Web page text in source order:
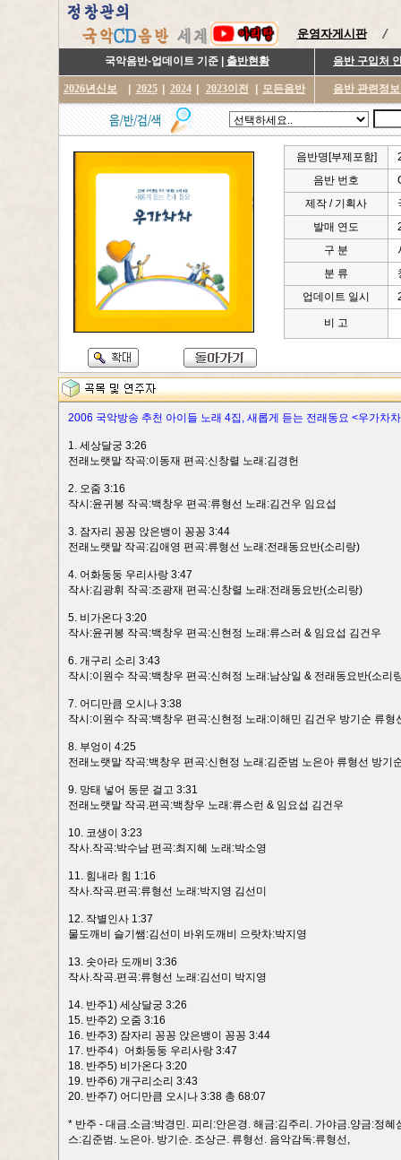
운영자게시판
국악음반-업데이트 기준 | 출반현황 음반 구입처
2026년신보 2025 2024 2023이전 모든음반 음반 관련정
음반명[부제포함]
음반 번호
제작 / 기획사
발매 연도
구 분
분 류
업데이트 일시
비 고
2006 국악방송 추천 아이들 노래 4집, 새롭게 듣는 전래동요 <우가차
1. 세상달궁 3:26
전래노랫말 작곡:이동재 편곡:신창렬 노래:김경헌
2. 오줌 3:16
작시:윤귀봉 작곡:백창우 편곡:류형선 노래:김건우 임요섭
3. 잠자리 꽁꽁 앉은뱅이 꽁꽁 3:44
전래노랫말 작곡:김애영 편곡:류형선 노래:전래동요반(소리랑)
4. 어화둥둥 우리사랑 3:47
작사:김광휘 작곡:조광재 편곡:신창렬 노래:전래동요반(소리랑)
5. 비가온다 3:20
작사:윤귀봉 작곡:백창우 편곡:신현정 노래:류스러 & 임요섭 김건우
6. 개구리 소리 3:43
작시:이원수 작곡:백창우 편곡:신혀정 노래:남상일 & 전래동요반(소리
7. 어디만큼 오시나 3:38
작시:이원수 작곡:백창우 편곡:신현정 노래:이해민 김건우 방기순 류형
8. 부엉이 4:25
전래노랫말 작곡:백창우 편곡:신현정 노래:김준범 노은아 류형선 방기
9. 망태 넣어 동문 걸고 3:31
전래노랫말 작곡.편곡:백창우 노래:류스런 & 임요섭 김건우
10. 코생이 3:23
작사.작곡:박수남 편곡:최지혜 노래:박소영
11. 힘내라 힘 1:16
작사.작곡.편곡:류형선 노래:박지영 김선미
12. 작별인사 1:37
물도깨비 슬기쌤:김선미 바위도깨비 으랏차:박지영
13. 솟아라 도깨비 3:36
작사.작곡.편곡:류형선 노래:김선미 박지영
14. 반주1) 세상달궁 3:26
15. 반주2) 오줌 3:16
16. 반주3) 잠자리 꽁꽁 앉은뱅이 꽁꽁 3:44
17. 반주4）어화둥둥 우리사랑 3:47
18. 반주5) 비가온다 3:20
19. 반주6) 개구리소리 3:43
20. 반주7) 어디만큼 오시나 3:38 총 68:07
* 반주 - 대금.소금:박경민. 피리:안은경. 해금:김주리. 가야금.양금:정
스:김준범. 노은아. 방기순. 조상근. 류형선. 음악감독:류형선,